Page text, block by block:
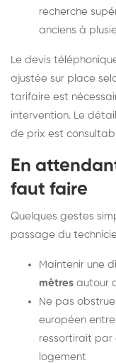
recherche
anciens à
Le devis
ajustée sur place
tarifaire est
intervention. Le
de prix est
En
faut faire
Quelques gestes
passage du
Maintenir une
mètres autour
Ne pas
européen
ressortirait par
logement